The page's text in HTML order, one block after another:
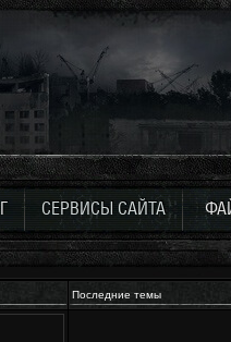
СЕРВИСЫ САЙТА
Последние темы